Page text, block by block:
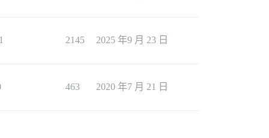
2145 2025 年9 月 23 日
463 2020 年7 月 21 日